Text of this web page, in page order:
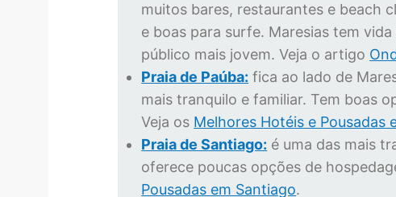
muitos bares, restaurantes e beach
e boas para surfe. Maresias tem
público mais jovem. Veja o artigo
Praia de Paúba: fica ao lado de
mais tranquilo e familiar. Tem boas
Veja os Melhores Hotéis e Pousadas
Praia de Santiago: é uma das mais
oferece poucas opções de
Pousadas em Santiago.